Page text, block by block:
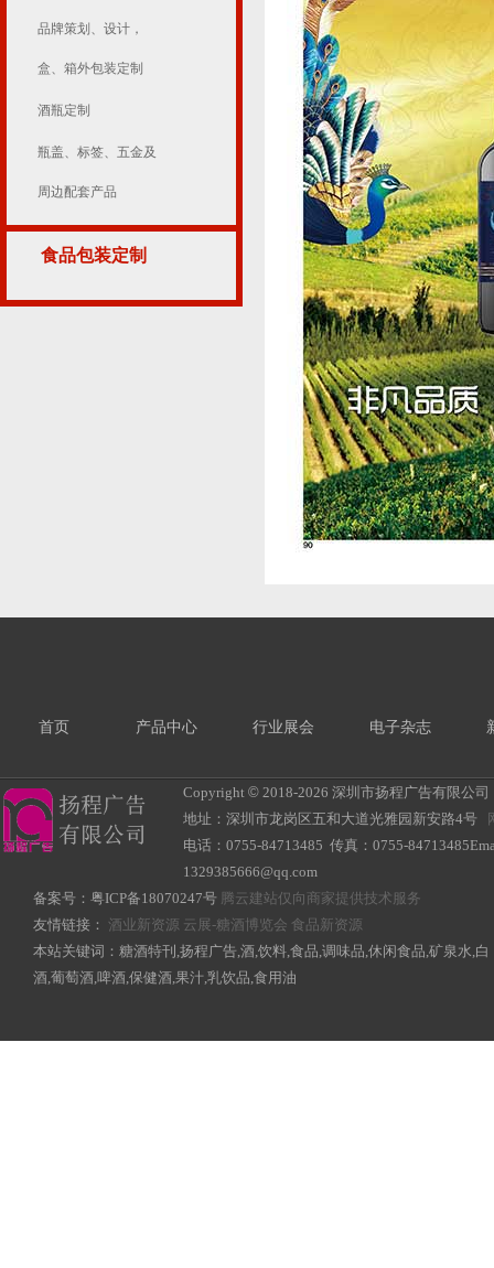
品牌策划、设计，
盒、箱外包装定制
酒瓶定制
瓶盖、标签、五金及
周边配套产品
食品包装定制
首页 产品中心 行业展会 电子杂志
Copyright © 2018-2026 深圳市扬程广告有限公
地址：深圳市龙岗区五和大道光雅园新安路4号
电话：0755-84713485 传真：0755-
1329385666@qq.com
备案号： 粤ICP备18070247号 腾云建站仅向商家提供技术服务
友情链接： 酒业新资源 云展-糖酒博览会 食品新资源
本站关键词：糖酒特刊,扬程广告,酒,饮料,食品,调味品,休闲食品,矿泉水,白
酒,葡萄酒,啤酒,保健酒,果汁,乳饮品,食用油